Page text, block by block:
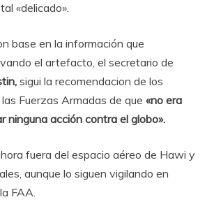
«delicado».
base en la información que
el artefacto, el secretario de
sigui la recomendacion de los
Fuerzas Armadas de que «no era
ninguna acción contra el globo».
fuera del espacio aéreo de Hawi y
aunque lo siguen vigilando en
FAA.